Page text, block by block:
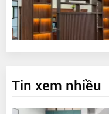
Tin xem nhiều